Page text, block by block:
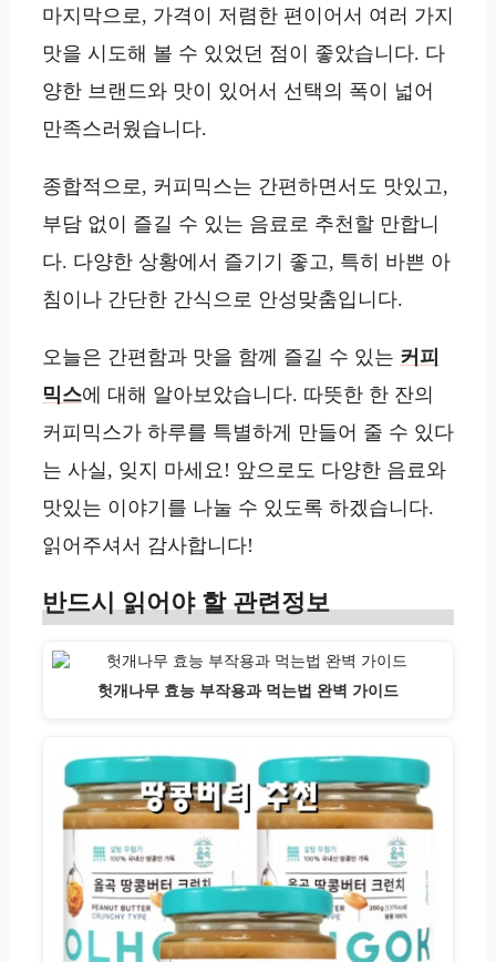
마지막으로, 가격이 저렴한 편이어서 여러 가지
맛을 시도해 볼 수 있었던 점이 좋았습니다. 다
양한 브랜드와 맛이 있어서 선택의 폭이 넓어
만족스러웠습니다.
종합적으로, 커피믹스는 간편하면서도 맛있고,
부담 없이 즐길 수 있는 음료로 추천할 만합니
다. 다양한 상황에서 즐기기 좋고, 특히 바쁜 아
침이나 간단한 간식으로 안성맞춤입니다.
오늘은 간편함과 맛을 함께 즐길 수 있는 커피
믹스에 대해 알아보았습니다. 따뜻한 한 잔의
커피믹스가 하루를 특별하게 만들어 줄 수 있다
는 사실, 잊지 마세요! 앞으로도 다양한 음료와
맛있는 이야기를 나눌 수 있도록 하겠습니다.
읽어주셔서 감사합니다!
반드시 읽어야 할 관련정보
헛개나무 효능 부작용과 먹는법 완벽 가이드